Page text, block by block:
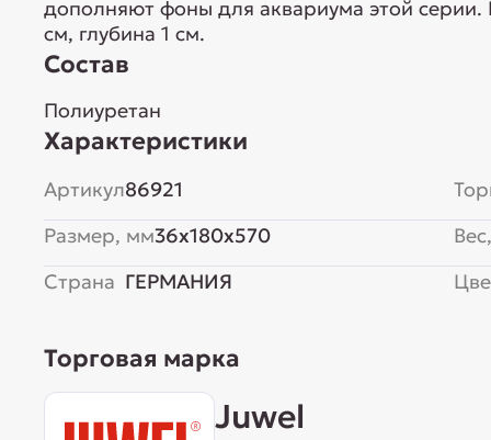
дополняют фоны для аквариума этой
см, глубина 1 см.
Состав
Полиуретан
Характеристики
Артикул86921
Размер, мм36x180x570
Страна ГЕРМАНИЯ
Торговая марка
Juwel